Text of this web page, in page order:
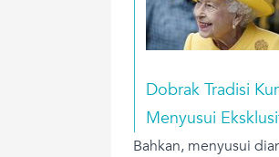
Dobrak Tradisi
Menyusui
Bahkan, menyusui